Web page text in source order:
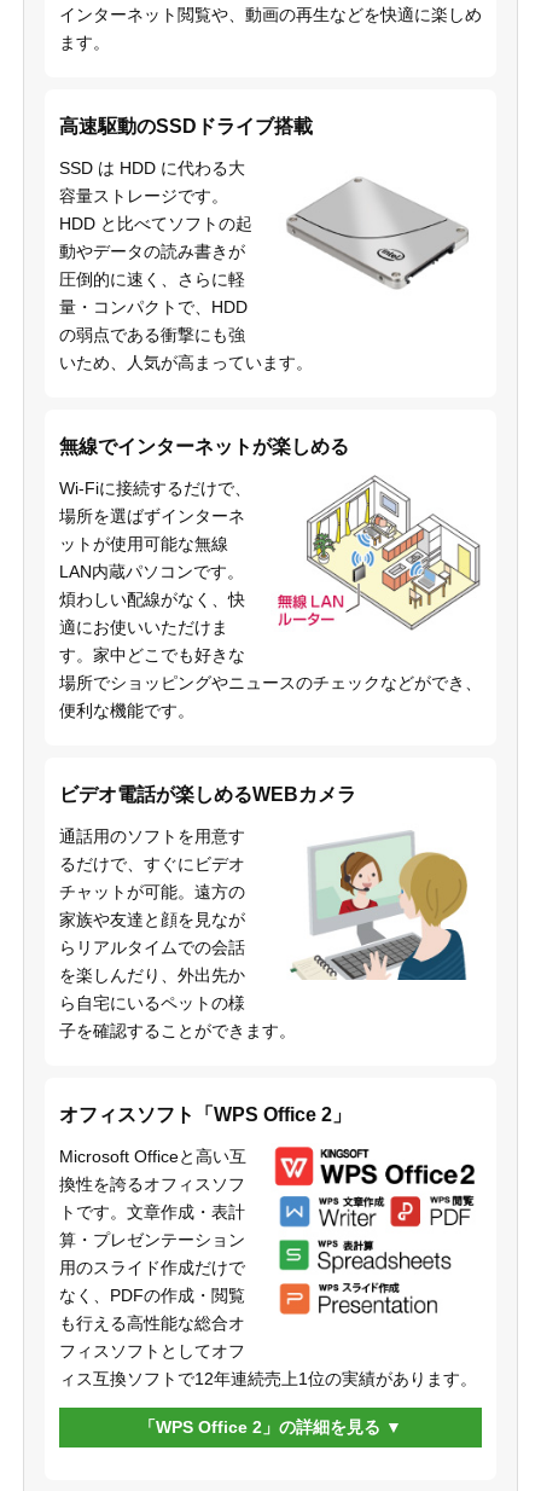
インターネット閲覧や、動画の再生などを快適に楽しめ
ます。
高速駆動のSSDドライブ搭載
SSD は HDD に代わる大
容量ストレージです。
HDD と比べてソフトの起
動やデータの読み書きが
圧倒的に速く、さらに軽
量・コンパクトで、HDD
の弱点である衝撃にも強
いため、人気が高まっています。
無線でインターネットが楽しめる
Wi-Fiに接続するだけで、
場所を選ばずインターネ
ットが使用可能な無線
LAN内蔵パソコンです。
煩わしい配線がなく、快
適にお使いいただけま
す。家中どこでも好きな
場所でショッピングやニュースのチェックなどができ、
便利な機能です。
ビデオ電話が楽しめるWEBカメラ
通話用のソフトを用意す
るだけで、すぐにビデオ
チャットが可能。遠方の
家族や友達と顔を見なが
らリアルタイムでの会話
を楽しんだり、外出先か
ら自宅にいるペットの様
子を確認することができます。
オフィスソフト「WPS Office 2」
Microsoft Officeと高い互
換性を誇るオフィスソフ
トです。文章作成・表計
算・プレゼンテーション
用のスライド作成だけで
なく、PDFの作成・閲覧
も行える高性能な総合オ
フィスソフトとしてオフ
ィス互換ソフトで12年連続売上1位の実績があります。
「WPS Office 2」の詳細を見る